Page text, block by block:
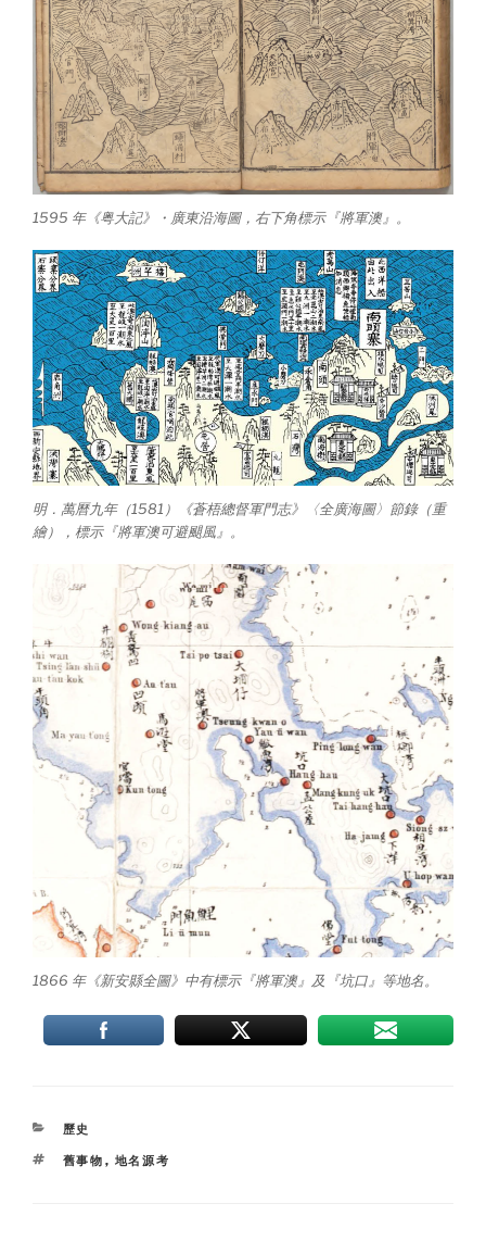
1595 年《粤大記》・廣東沿海圖，右下角標示『將軍澳』。
明．萬曆九年（1581）《蒼梧總督軍門志》〈全廣海圖〉節錄（重
繪），標示『將軍澳可避颶風』。
1866 年《新安縣全圖》中有標示『將軍澳』及『坑口』等地名。
CATEGORIES
歷史
TAGS
舊事物 , 地名源考